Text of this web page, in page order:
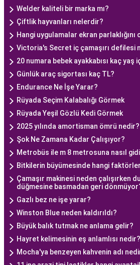
Welder kaliteli bir marka mı?
Çiftlik hayvanları nelerdir?
Hangi uygulamalar ekran
Victoria's Secret iç çamaşırı defilesi
20 numara bebek ayakkabısı kaç yaş
Günlük araç sigortası kaç TL?
Endurance Ne İşe Yarar?
Rüyada Seçim Kalabalığı Görmek
Rüyada Yeşil Gözlü Kedi Görmek
2025 yılında amortisman ömrü nedir?
Şok Ne Zamana Kadar Çalışıyor?
Metrobüs ile m 8 metrosuna nasıl
Bitkilerin büyümesinde hangi
Çamaşır makinesi neden çalışırken
düğmesine basmadan geri
Gazlı bez ne işe yarar?
Winston Blue neden kaldırıldı?
Büyük balık tutmak ne anlama gelir?
Hayret kelimesinin eş anlamlısı nedir?
Mocha'ya benzeyen kahvenin adı